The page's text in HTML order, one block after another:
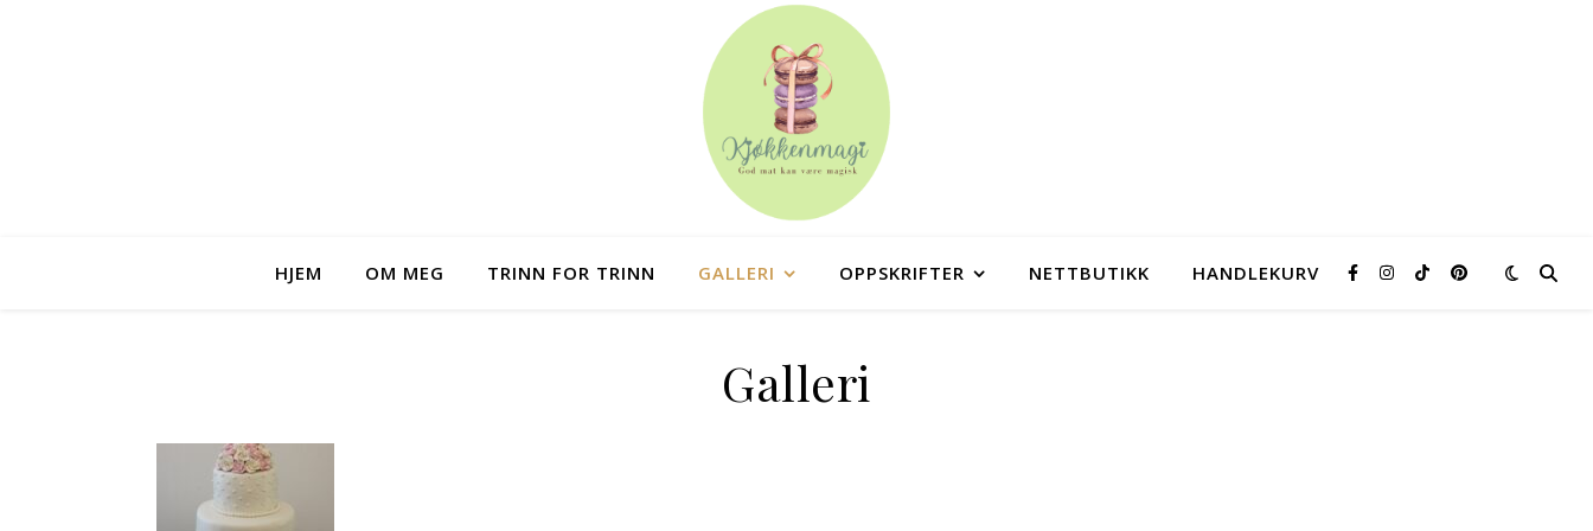
HJEM OM MEG TRINN FOR TRINN GALLERI OPPSKRIFTER NETTBUTIKK HANDLEKURV
Galleri